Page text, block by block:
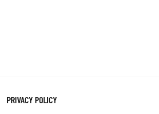
PRIVACY POLICY